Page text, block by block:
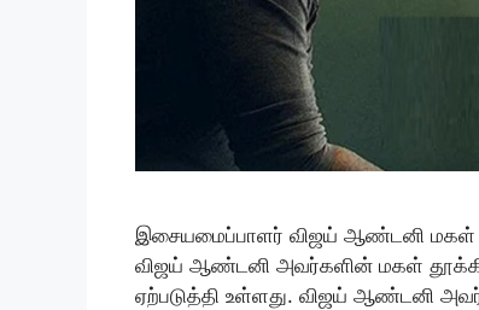
இசையமைப்பாளர் விஜய் ஆண்டனி மகள்
விஜய் ஆண்டனி அவர்களின் மகள்
ஏற்படுத்தி உள்ளது. விஜய் ஆண்டனி